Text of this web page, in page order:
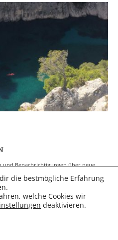
durch die
und Benachrichtigungen über neue
die bestmögliche Erfahrung
welche Cookies wir
deaktivieren.